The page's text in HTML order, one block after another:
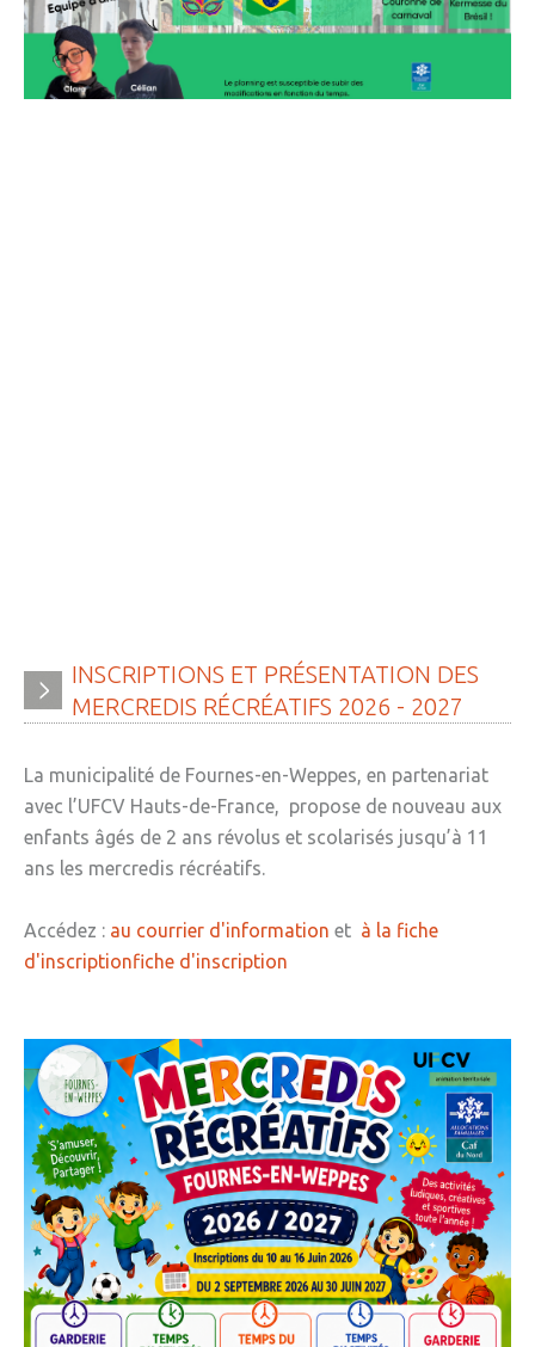
INSCRIPTIONS ET PRÉSENTATION DES
MERCREDIS RÉCRÉATIFS 2026 - 2027
La municipalité de Fournes-en-Weppes, en partenariat
avec l’UFCV Hauts-de-France, propose de nouveau aux
enfants âgés de 2 ans révolus et scolarisés jusqu’à 11
ans les mercredis récréatifs.
Accédez : au courrier d'information et à la fiche
d'inscriptionfiche d'inscription